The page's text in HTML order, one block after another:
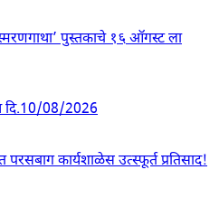
पुस्तकाचे १६ ऑगस्ट ला
दि.10/08/2026
कार्यशाळेस उत्स्फूर्त प्रतिसाद!